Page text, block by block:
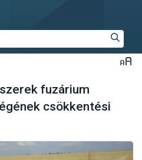
fuzárium
csökkentési